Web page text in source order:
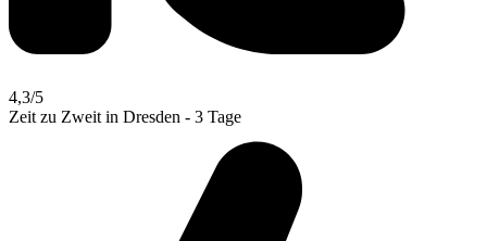
4,3/5
Zeit zu Zweit in Dresden - 3 Tage